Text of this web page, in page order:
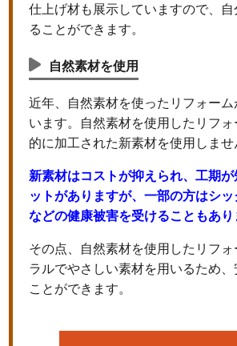
仕上げ材も展示していますので、
ることができます。
自然素材を使用
近年、自然素材を使ったリフォーム
います。自然素材を使用したリフ
的に加工された新素材を使用しませ
新素材はコストが抑えられ、工期が
ットがありますが、一部の方はシ
などの健康被害を受けることもあり
その点、自然素材を使用したリフォ
ラルでやさしい素材を用いるため
ことができます。